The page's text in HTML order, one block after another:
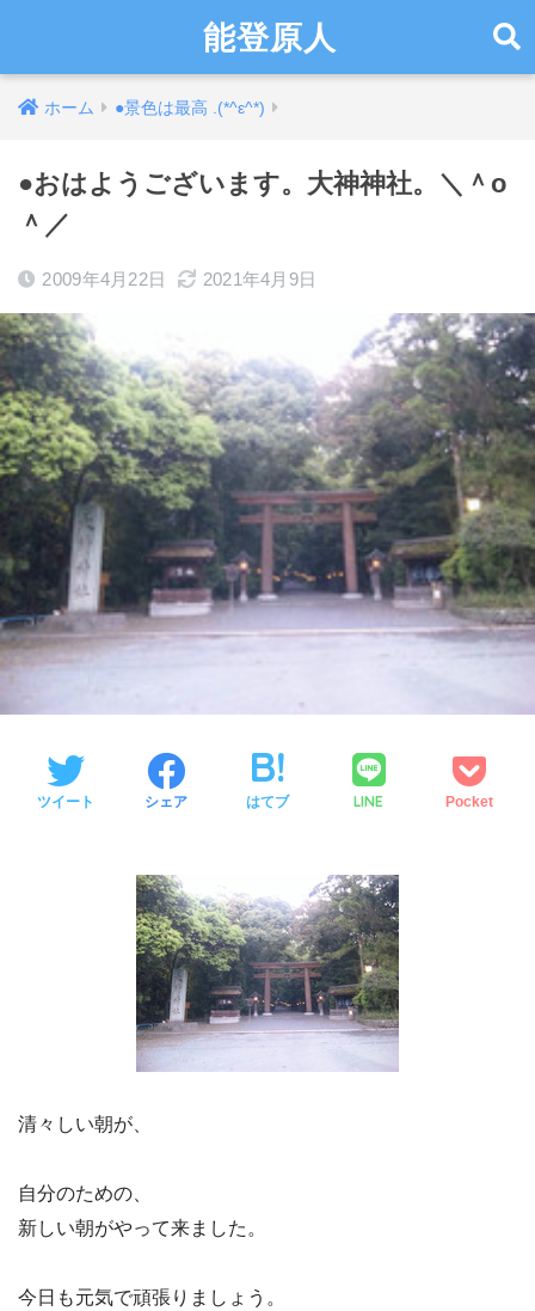
能登原人
ホーム ●景色は最高 .(*^ε^*)
●おはようございます。大神神社。＼＾o
＾／
2009年4月22日 2021年4月9日
ツイート シェア はてブ LINE Pocket
清々しい朝が、
自分のための、
新しい朝がやって来ました。
今日も元気で頑張りましょう。